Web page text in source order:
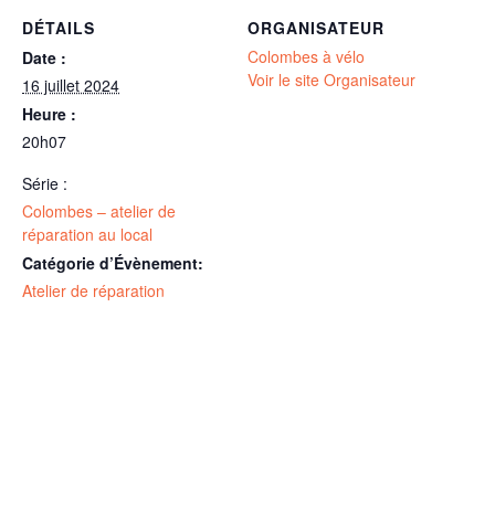
DÉTAILS
Date :
16 juillet 2024
Heure :
20h07
Série :
Colombes – atelier de
réparation au local
Catégorie d’Évènement:
Atelier de réparation
ORGANISATEUR
Colombes à vélo
Voir le site Organisateur